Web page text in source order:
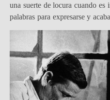
una suerte de locura cuando es
palabras para expresarse y